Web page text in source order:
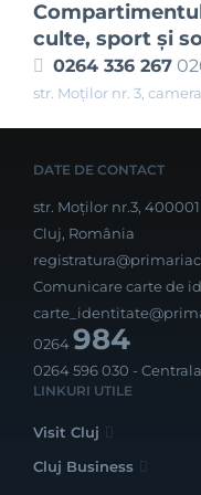
culte, sport şi
0264 336 267
str. Moților nr. 3, camera
DATE DE CONTACT
str. Moților nr.3,
Cluj, România
Comunicare carte de
0264984
0264 596 030 -
LINKURI UTILE
Visit Cluj
Cluj Business